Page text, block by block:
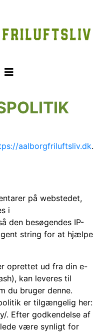
aalborgfriluftsliv.dk.
på webstedet,
i
den besøgendes IP-
string for at hjælpe
oprettet ud fra din e-
kan leveres til
du bruger denne.
er tilgængelig her:
. Efter godkendelse af
være synligt for